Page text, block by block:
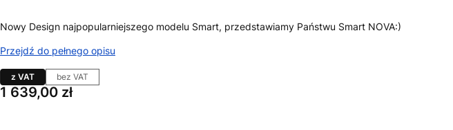
Nowy Design najpopularniejszego modelu Smart, przedstawiamy Państwu Smart NOVA:)
Przejdź do pełnego opisu
z VAT bez VAT
Cena
1 639,00 zł